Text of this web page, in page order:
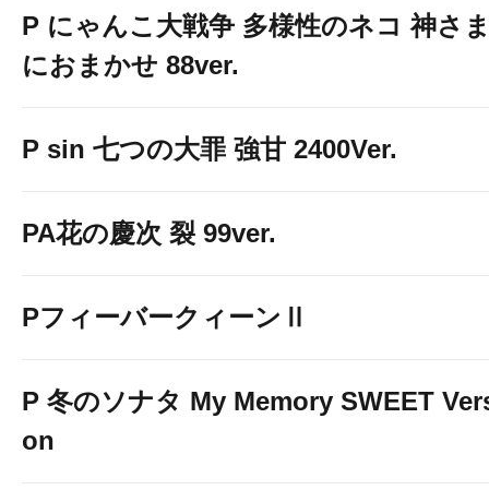
P にゃんこ大戦争 多様性のネコ 神さ
におまかせ 88ver.
P sin 七つの大罪 強甘 2400Ver.
PA花の慶次 裂 99ver.
PフィーバークィーンⅡ
P 冬のソナタ My Memory SWEET
on